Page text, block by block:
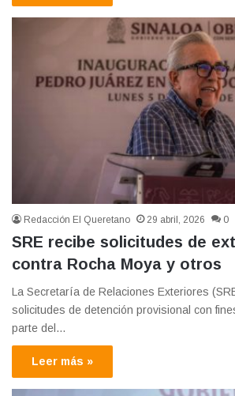
Redacción El Queretano 29 abril, 2026 0
SRE recibe solicitudes de
contra Rocha Moya y otros
La Secretaría de Relaciones Exteriores
solicitudes de detención provisional con
parte del…
Leer más »